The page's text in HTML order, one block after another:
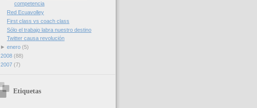
competencia
Red Ecuavolley
First class vs coach class
Sólo el trabajo labra nuestro destino
Twitter causa revolución
► enero (5)
2008 (88)
2007 (7)
Etiquetas